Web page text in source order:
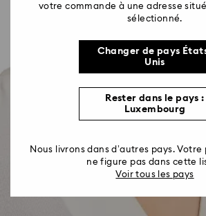
votre commande à une adresse
sélectionné.
Changer de pays
Unis
Rester dans le pays :
Luxembourg
Nous livrons dans d’autres pays. Votre
ne figure pas dans cette
Voir tous les pays